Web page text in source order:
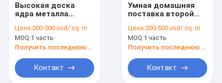
Высокая доска
ядра металла
платы с печатным
монтажом металла
квасцов
проводимости
ВТ-42
Цена:200-500 usd/ sq. m
MOQ:1 часть
Контакт
Умная домашняя
поставка второй
производства
доски/платы с
печатным
металла
Цена:200-500 usd/ sq. m
MOQ:1 часть
Контакт